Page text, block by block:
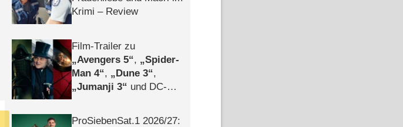
Krimi – Review
Film-Trailer zu
Avengers 5 ,
Spider-
Man 4 , Dune 3 ,
Jumanji 3
und DC-
ProSiebenSat.1 2026/​27: